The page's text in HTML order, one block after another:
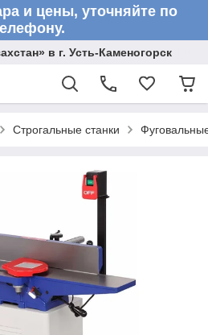
и цены, уточняйте по
в г. Усть-Каменогорск
Строгальные станки